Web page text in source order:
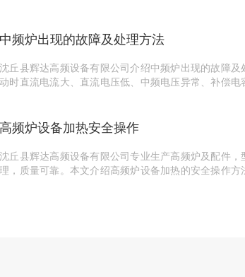
中频炉出现的故障及处理方法
沈丘县辉达高频设备有限公司介绍中频炉出现的故障及
动时直流电流大、直流电压低、中频电压异常、补偿电
高频炉设备加热安全操作
沈丘县辉达高频设备有限公司专业生产高频炉及配件，
理，质量可靠。本文介绍高频炉设备加热的安全操作方